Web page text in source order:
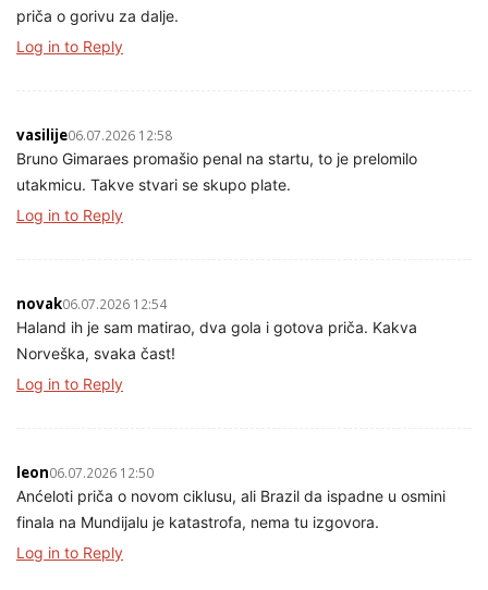
priča o gorivu za dalje.
Log in to Reply
vasilije06.07.2026 12:58
Bruno Gimaraes promašio penal na startu, to je prelomilo
utakmicu. Takve stvari se skupo plate.
Log in to Reply
novak06.07.2026 12:54
Haland ih je sam matirao, dva gola i gotova priča. Kakva
Norveška, svaka čast!
Log in to Reply
leon06.07.2026 12:50
Anćeloti priča o novom ciklusu, ali Brazil da ispadne u osmini
finala na Mundijalu je katastrofa, nema tu izgovora.
Log in to Reply